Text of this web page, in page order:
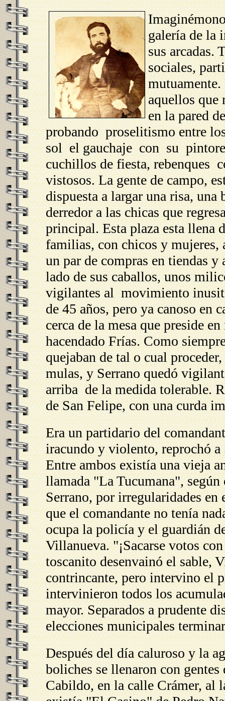
galería de la
sus arcadas.
sociales,
aquellos que
en la pared
probando proselitismo entre
sol el gauchaje con su
cuchillos de fiesta, rebenques
vistosos. La gente de campo,
dispuesta a largar una risa,
derredor a las chicas que
principal. Esta plaza esta llena
familias, con chicos y mujeres,
un par de compras en tiendas y
lado de sus caballos, unos
vigilantes al movimiento
de 45 años, pero ya canoso
cerca de la mesa que preside
hacendado Frías. Como
quejaban de tal o cual
mulas, y Serrano quedó
arriba de la medida tolerable.
de San Felipe, con una curda
Era un partidario del
iracundo y violento, reprochó
Entre ambos existía una vieja
llamada "La Tucumana",
Serrano, por irregularidades
que el comandante no tenía
ocupa la policía y el guardián
Villanueva. "¡Sacarse votos
toscanito desenvainó el sable,
contrincante, pero intervino el
intervinieron todos los
mayor. Separados a prudente
elecciones municipales
Después del día caluroso y la
boliches se llenaron con
Cabildo, en la calle Crámer, al